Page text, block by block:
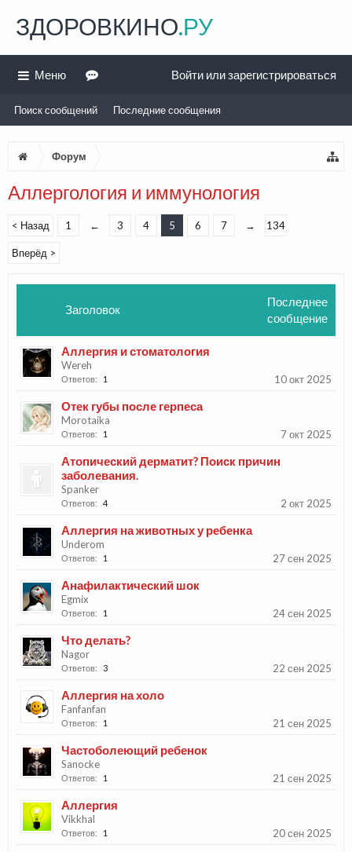
Форум
Аллергология и иммунология
< Назад 1 ← 3 4 5 6 7 → 134
Вперёд >
Заголовок
Последнее
сообщение
Аллергия и стоматология
Wereh
Ответов: 1 10 окт 2025
Отек губы после герпеса
Morotaika
Ответов: 1 7 окт 2025
Атопический дерматит? Поиск причин
заболевания.
Spanker
Ответов: 4 2 окт 2025
Аллергия на животных у ребенка
Underom
Ответов: 1 27 сен 2025
Анафилактический шок
Egmix
Ответов: 1 24 сен 2025
Что делать?
Nagor
Ответов: 3 22 сен 2025
Аллергия на холо
Fanfanfan
Ответов: 1 21 сен 2025
Частоболеющий ребенок
Sanocke
Ответов: 1 21 сен 2025
Аллергия
Vikkhal
Ответов: 1 20 сен 2025
ЗДОРОВКИНО.РУ
Меню
Поиск сообщений Последние сообщения
Войти или зарегистрироваться